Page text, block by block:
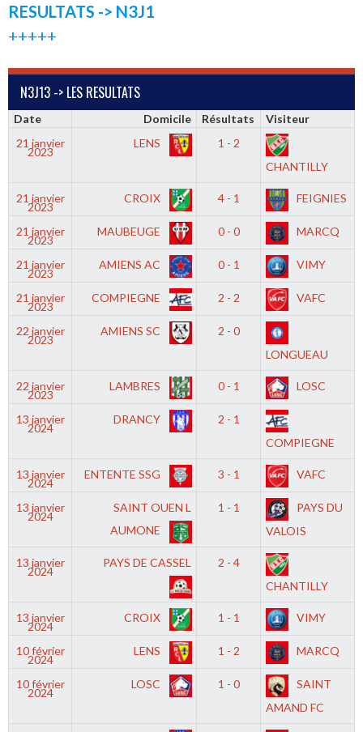
RESULTATS -> N3J1
+++++
N3J13 -> LES RESULTATS
Date Domicile Résultats
Visiteur
21 janvier
2023
LENS
1 - 2
CHANTILLY
21 janvier
2023
CROIX 4 - 1 FEIGNIES
21 janvier
2023
MAUBEUGE 0 - 0 MARCQ
21 janvier
2023
AMIENS AC 0 - 1 VIMY
21 janvier
2023
COMPIEGNE 2 - 2 VAFC
22 janvier
2023
AMIENS SC
2 - 0
LONGUEAU
22 janvier
2023
LAMBRES 0 - 1 LOSC
13 janvier
2024
DRANCY
2 - 1
COMPIEGNE
13 janvier
2024
ENTENTE SSG 3 - 1 VAFC
13 janvier
2024
SAINT OUEN L
AUMONE
1 - 1
PAYS DU
VALOIS
13 janvier
2024
PAYS DE CASSEL
2 - 4
CHANTILLY
13 janvier
2024
CROIX 1 - 1 VIMY
10 février
2024
LENS 1 - 2 MARCQ
10 février
2024
LOSC 1 - 0
SAINT
AMAND FC